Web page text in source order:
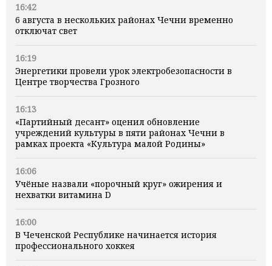
16:42
6 августа в нескольких районах Чечни временно
отключат свет
16:19
Энергетики провели урок электробезопасности в
Центре творчества Грозного
16:13
«Партийный десант» оценил обновление
учреждений культуры в пяти районах Чечни в
рамках проекта «Культура малой Родины»
16:06
Учёные назвали «порочный круг» ожирения и
нехватки витамина D
16:00
В Чеченской Республике начинается история
профессионального хоккея